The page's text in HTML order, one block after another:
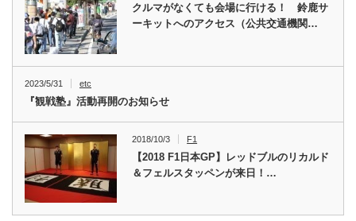
クルマがなくても会場に行ける！ 鈴鹿サ
ーキットへのアクセス（公共交通機関…
2023/5/31 etc
『観戦塾』活動再開のお知らせ
2018/10/3 F1
【2018 F1日本GP】レッドブルのリカルド
＆フェルスタッペンが来日！…